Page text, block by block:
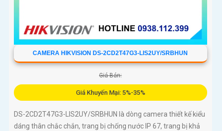
CAMERA HIKVISION DS-2CD2T47G3-LIS2UY/SRBHUN
Giá Bán:
Giá Khuyến Mại: 5%-35%
DS-2CD2T47G3-LIS2UY/SRBHUN là dòng camera thiết kế kiểu
dáng thân chắc chắn, trang bị chống nước IP 67, trang bị khả